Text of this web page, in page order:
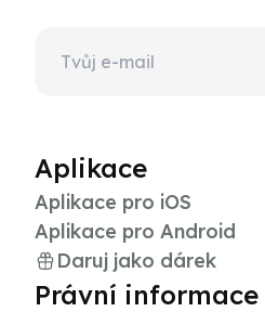
Aplikace
Aplikace pro iOS
Aplikace pro Android
Daruj jako dárek
Právní informace